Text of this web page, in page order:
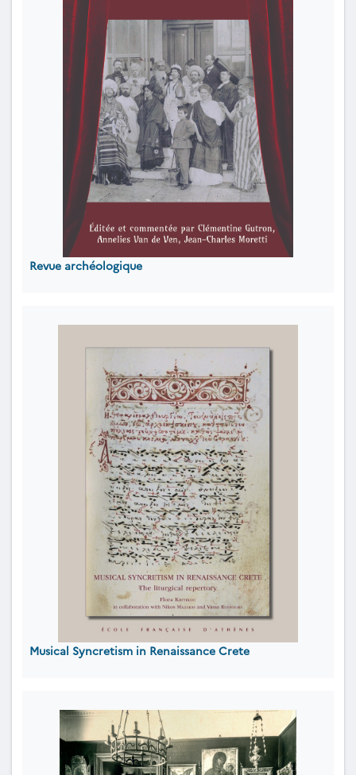
Revue archéologique
Musical Syncretism in Renaissance Crete